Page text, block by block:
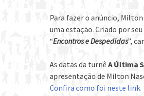
Para fazer o anúncio,
uma estação. Criado por
“Encontros e Despedidas”,
As datas da turnê A Última
apresentação de Milton
Confira como foi neste link.